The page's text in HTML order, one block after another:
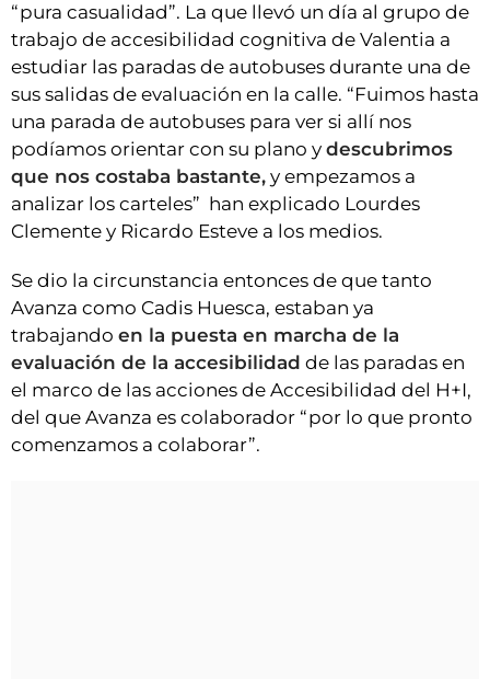
“pura casualidad”. La que llevó un día al grupo de
trabajo de accesibilidad cognitiva de Valentia a
estudiar las paradas de autobuses durante una de
sus salidas de evaluación en la calle. “Fuimos hasta
una parada de autobuses para ver si allí nos
podíamos orientar con su plano y descubrimos
que nos costaba bastante, y empezamos a
analizar los carteles” han explicado Lourdes
Clemente y Ricardo Esteve a los medios.
Se dio la circunstancia entonces de que tanto
Avanza como Cadis Huesca, estaban ya
trabajando en la puesta en marcha de la
evaluación de la accesibilidad de las paradas en
el marco de las acciones de Accesibilidad del H+I,
del que Avanza es colaborador “por lo que pronto
comenzamos a colaborar”.